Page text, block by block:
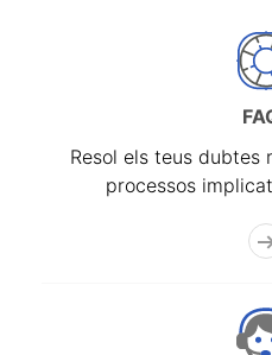
Resol els teus dubtes
processos